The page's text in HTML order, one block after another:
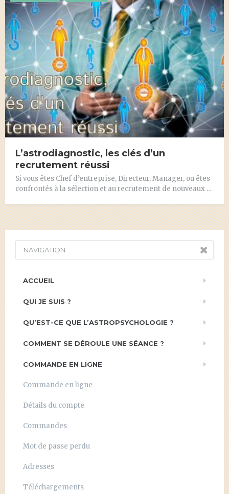
L’astrodiagnostic, les clés d’un
recrutement réussi
Si vous êtes Chef d’entreprise, Directeur, Manager, ou êtes
confrontés à la sélection et au recrutement de nouveaux …
NAVIGATION
ACCUEIL
QUI JE SUIS ?
QU’EST-CE QUE L’ASTROPSYCHOLOGIE ?
COMMENT SE DÉROULE UNE SÉANCE ?
COMMANDE EN LIGNE
Commande en ligne
Détails du compte
Commandes
Mot de passe perdu
Adresses
Téléchargements